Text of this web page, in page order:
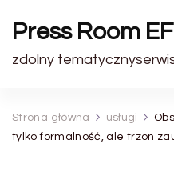
Press Room
zdolny
Strona główna usługi
tylko formalność, ale trzon